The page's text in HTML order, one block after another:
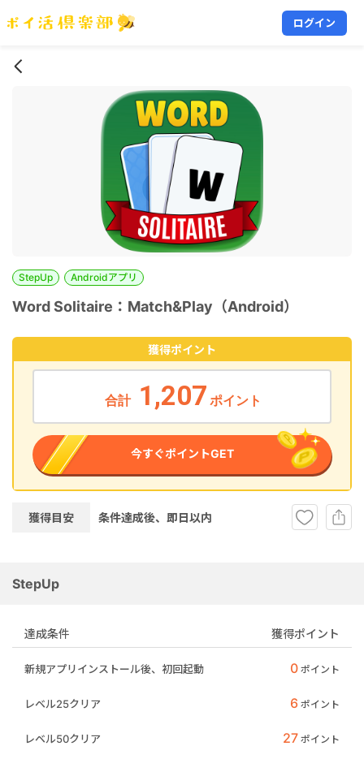
ログイン
StepUp Androidアプリ
Word Solitaire：Match&Play（Android）
獲得ポイント
合計 1,207 ポイント
今すぐポイントGET
獲得目安 条件達成後、即日以内
StepUp
達成条件 獲得ポイント
新規アプリインストール後、初回起動 0 ポイント
レベル25クリア 6 ポイント
レベル50クリア 27 ポイント